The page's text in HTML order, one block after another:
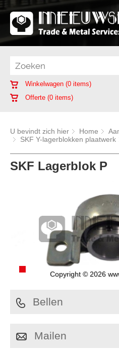
Winkelwagen (0 items)
Offerte (0 items)
U bevindt zich hier Home
SKF Y-lagerblokken plaatwerk
SKF Lagerblok P
Copyright © 2026
Bellen
Mailen